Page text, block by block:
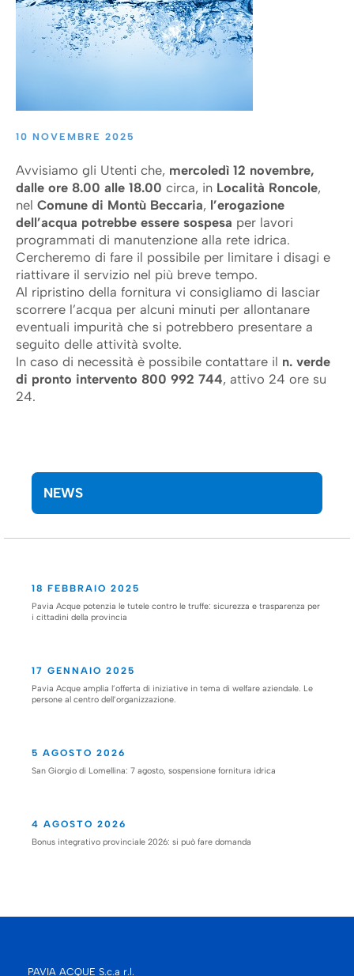
10 NOVEMBRE 2025
Avvisiamo gli Utenti che, mercoledì 12 novembre,
dalle ore 8.00 alle 18.00 circa, in Località Roncole,
nel Comune di Montù Beccaria, l’erogazione
dell’acqua potrebbe essere sospesa per lavori
programmati di manutenzione alla rete idrica.
Cercheremo di fare il possibile per limitare i disagi e
riattivare il servizio nel più breve tempo.
Al ripristino della fornitura vi consigliamo di lasciar
scorrere l’acqua per alcuni minuti per allontanare
eventuali impurità che si potrebbero presentare a
seguito delle attività svolte.
In caso di necessità è possibile contattare il n. verde
di pronto intervento 800 992 744, attivo 24 ore su
24.
NEWS
18 FEBBRAIO 2025
Pavia Acque potenzia le tutele contro le truffe: sicurezza e trasparenza per
i cittadini della provincia
17 GENNAIO 2025
Pavia Acque amplia l’offerta di iniziative in tema di welfare aziendale. Le
persone al centro dell’organizzazione.
5 AGOSTO 2026
San Giorgio di Lomellina: 7 agosto, sospensione fornitura idrica
4 AGOSTO 2026
Bonus integrativo provinciale 2026: si può fare domanda
PAVIA ACQUE S.c.a r.l.